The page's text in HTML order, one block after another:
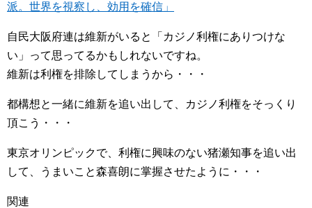
派。世界を視察し、効用を確信」
自民大阪府連は維新がいると「カジノ利権にありつけな
い」って思ってるかもしれないですね。
維新は利権を排除してしまうから・・・
都構想と一緒に維新を追い出して、カジノ利権をそっくり
頂こう・・・
東京オリンピックで、利権に興味のない猪瀬知事を追い出
して、うまいこと森喜朗に掌握させたように・・・
関連